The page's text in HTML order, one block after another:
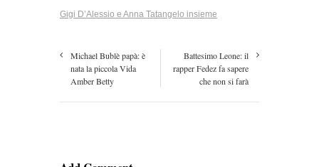
Gigi D’Alessio e Anna Tatangelo insieme
Michael Bublè papà: è
nata la piccola Vida
Amber Betty
Battesimo Leone: il
rapper Fedez fa sapere
che non si farà